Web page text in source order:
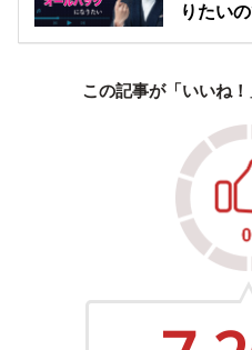
りたい
この記事が「いいね